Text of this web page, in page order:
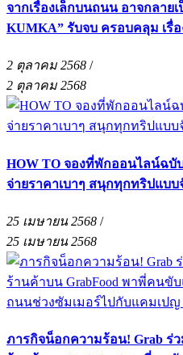
จากเรื่องเล็กบนถนน อาจกลาย
KUMKA” รับจบ ครอบคลุม เรื่
2 ตุลาคม 2568 /
2 ตุลาคม 2568
HOW TO จองที่พักออนไลน์ฉบั
จ่ายราคาเบาๆ สนุกทุกทริปแบบ
25 เมษายน 2568 /
25 เมษายน 2568
ภารกิจน็อกความร้อน! Grab ร่